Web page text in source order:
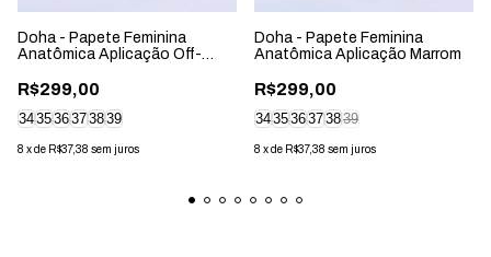
Doha - Papete Feminina
Anatômica Aplicação Off-
R$299,00
343536373839
8 xde R$37,38 sem juros
Doha - Papete Feminina
Anatômica Aplicação Marrom
R$299,00
343536373839
8 xde R$37,38 sem juros